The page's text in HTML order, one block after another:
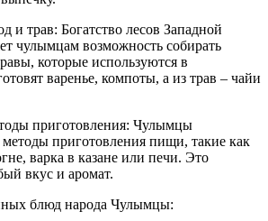
и трав: Богатство лесов Западной
чулымцам возможность собирать
которые используются в
варенье, компоты, а из трав – чайи
приготовления: Чулымцы
приготовления пищи, такие как
варка в казане или печи. Это
вкус и аромат.
блюд народа Чулымцы: